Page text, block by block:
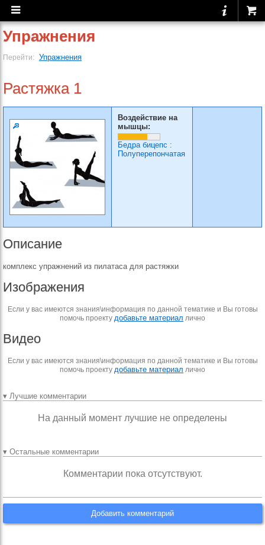
Упражнения
Перейти: Упражнения
Растяжка 1
Воздействие на
мышцы:
Бедра бицепс :
Полуперепончатая
Описание
комплекс упражнений из пилатаса для растяжки
Изображения
Если у вас имеются знания\информация по данной тематике и Вы готовы
помочь проекту добавьте материал лично
Видео
Если у вас имеются знания\информация по данной тематике и Вы готовы
помочь проекту добавьте материал лично
▾ Лучшие комментарии
На данный момент лучшие не определены
▾ Остальные комментарии
Комментарии пока отсутствуют.
Добавить комментарий